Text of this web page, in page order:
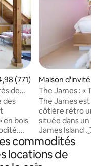
moyenne de 4,98 sur 5,
(771)
de
des
en bois
des lits
Maison d'invité ·
The James : «
Downtown et
The James est
côtière rétro
située dans un
James Island ◡̈ À 10 minutes du centre-
ville de Charleston À 12 minutes de
Beach À
restaurants The James peut accueillir
commodités
locations de